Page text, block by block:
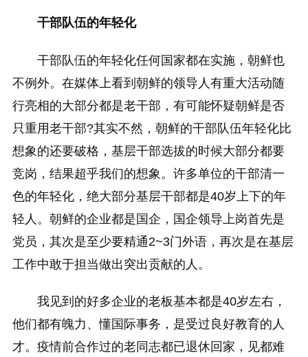
干部队伍的年轻化
干部队伍的年轻化任何国家都在实施，朝鲜也
不例外。在媒体上看到朝鲜的领导人有重大活动随
行亮相的大部分都是老干部，有可能怀疑朝鲜是否
只重用老干部?其实不然，朝鲜的干部队伍年轻化比
想象的还要破格，基层干部选拔的时候大部分都要
竞岗，结果超乎我们的想象。许多单位的干部清一
色的年轻化，绝大部分基层干部都是40岁上下的年
轻人。朝鲜的企业都是国企，国企领导上岗首先是
党员，其次是至少要精通2~3门外语，再次是在基层
工作中敢于担当做出突出贡献的人。
我见到的好多企业的老板基本都是40岁左右，
他们都有魄力、懂国际事务，是受过良好教育的人
才。疫情前合作过的老同志都已退休回家，见都难